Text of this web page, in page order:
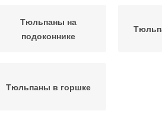
Тюльпаны на
подоконнике
Тюльпаны в горшке